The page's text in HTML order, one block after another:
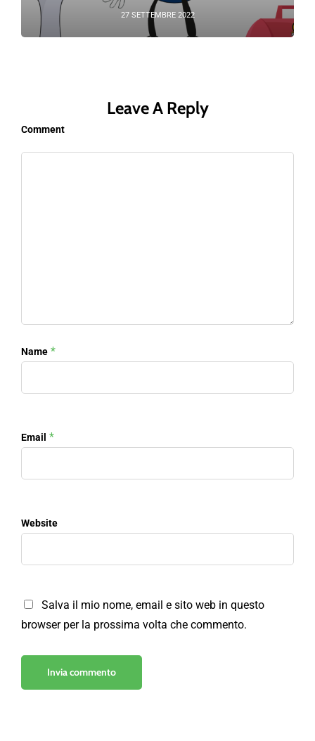
27 SETTEMBRE 2022
Leave A Reply
Comment
Name *
Email *
Website
Salva il mio nome, email e sito web in questo
browser per la prossima volta che commento.